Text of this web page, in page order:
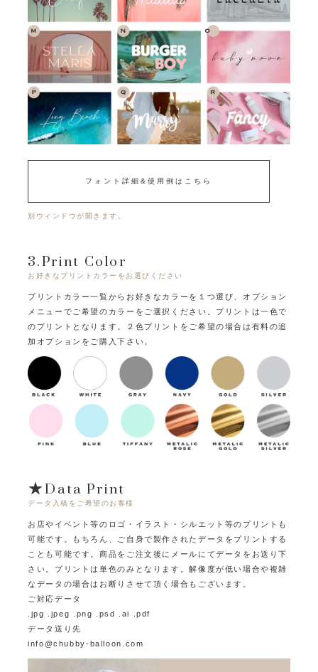
フォント詳細&使用例はこちら
別ウィンドウが開きます。
3.Print Color
お好きなプリントカラーをお選びください
プリントカラー一覧からお好きなカラーを１つ選び、オプション
メニューでご希望のカラーをご選択ください。 プリントは一色で
のプリントとなります。
２色プリントをご希望の場合は有料の追
加オプションをご購入下さい。
★Data Print
データ入稿をご希望のお客様
お店やイベント等のロゴ・イラスト・シルエット等のプリントも
可能です。
もちろん、ご自身で製作されたデータをプリントする
ことも可能です。商品をご注文後にメールにてデータをお送り下
さい。プリントは単色のみとなります。解像度が低い場合や複雑
なデータの場合はお断りさせて頂く場合もございます。
ご対応データ
.jpg .jpeg .png .psd .ai .pdf
データ送り先
info@chubby-balloon.com